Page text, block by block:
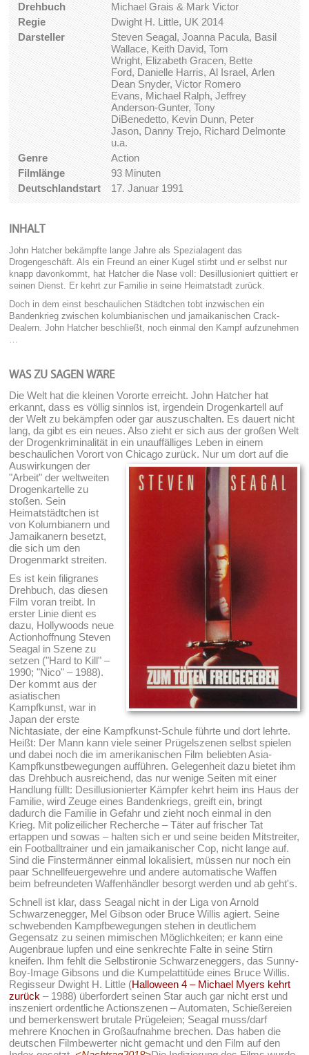
Drehbuch
Michael Grais & Mark Victor
Regie
Dwight H. Little, UK 2014
Darsteller
Steven Seagal, Joanna Pacula, Basil
Wallace, Keith David, Tom
Wright, Elizabeth Gracen, Bette
Ford, Danielle Harris, Al Israel, Arlen
Dean Snyder, Victor Romero
Evans, Michael Ralph, Jeffrey
Anderson-Gunter, Tony
DiBenedetto, Kevin Dunn, Peter
Jason, Danny Trejo, Richard Delmonte
u.a.
Genre
Action
Filmlänge
93 Minuten
Deutschlandstart
17. Januar 1991
INHALT
John Hatcher bekämpfte lange Jahre als Spezialagent das
Drogengeschäft. Als ein Freund an einer Kugel stirbt und er selbst nur
knapp davonkommt, hat Hatcher die Nase voll: Desillusioniert quittiert er
seinen Dienst. Er kehrt zur Familie in seine Heimatstadt zurück.
Doch in dem einst beschaulichen Städtchen tobt inzwischen ein
Bandenkrieg zwischen kolumbianischen und jamaikanischen Crack-
Dealern. John Hatcher beschließt, noch einmal den Kampf aufzunehmen
…
WAS ZU SAGEN WÄRE
Die Welt hat die kleinen Vororte erreicht. John Hatcher hat
erkannt, dass es völlig sinnlos ist, irgendein Drogenkartell auf
der Welt zu bekämpfen oder gar auszuschalten. Es dauert nicht
lang, da gibt es ein neues. Also zieht er sich aus der großen Welt
der Drogenkriminalität in ein unauffälliges Leben in einem
beschaulichen Vorort von Chicago zurück. Nur um dort auf die
Auswirkungen der
"Arbeit" der weltweiten
Drogenkartelle zu
stoßen. Sein
Heimatstädtchen ist
von Kolumbianern und
Jamaikanern besetzt,
die sich um den
Drogenmarkt streiten.
Es ist kein filigranes
Drehbuch, das diesen
Film voran treibt. In
erster Linie dient es
dazu, Hollywoods neue
Actionhoffnung Steven
Seagal in Szene zu
setzen ("Hard to Kill" –
1990; "Nico" – 1988).
Der kommt aus der
asiatischen
Kampfkunst, war in
Japan der erste
Nichtasiate, der eine Kampfkunst-Schule führte und dort lehrte.
Heißt: Der Mann kann viele seiner Prügelszenen selbst spielen
und dabei noch die im amerikanischen Film beliebten Asia-
Kampfkunstbewegungen aufführen. Gelegenheit dazu bietet ihm
das Drehbuch ausreichend, das nur wenige Seiten mit einer
Handlung füllt: Desillusionierter Kämpfer kehrt heim ins Haus der
Familie, wird Zeuge eines Bandenkriegs, greift ein, bringt
dadurch die Familie in Gefahr und zieht noch einmal in den
Krieg. Mit polizeilicher Recherche – Täter auf frischer Tat
ertappen und sowas – halten sich er und seine beiden Mitstreiter,
ein Footballtrainer und ein jamaikanischer Cop, nicht lange auf.
Sind die Finstermänner einmal lokalisiert, müssen nur noch ein
paar Schnellfeuergewehre und andere automatische Waffen
beim befreundeten Waffenhändler besorgt werden und ab geht's.
Schnell ist klar, dass Seagal nicht in der Liga von Arnold
Schwarzenegger, Mel Gibson oder Bruce Willis agiert. Seine
schwebenden Kampfbewegungen stehen in deutlichem
Gegensatz zu seinen mimischen Möglichkeiten; er kann eine
Augenbraue lupfen und eine senkrechte Falte in seine Stirn
kneifen. Ihm fehlt die Selbstironie Schwarzeneggers, das Sunny-
Boy-Image Gibsons und die Kumpelattitüde eines Bruce Willis.
Regisseur Dwight H. Little (Halloween 4 – Michael Myers kehrt
zurück – 1988) überfordert seinen Star auch gar nicht erst und
inszeniert ordentliche Actionszenen – Automaten, Schießereien
und bemerkenswert brutale Prügeleien; Seagal muss/darf
mehrere Knochen in Großaufnahme brechen. Das haben die
deutschen Filmbewerter nicht gemacht und den Film auf den